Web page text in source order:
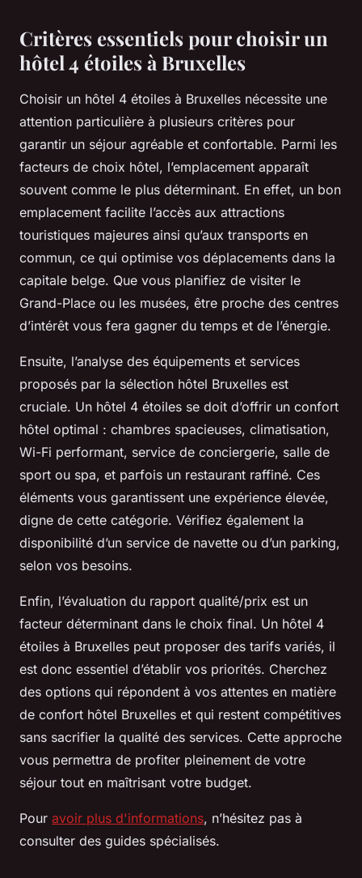
Critères essentiels pour choisir un
hôtel 4 étoiles à Bruxelles
Choisir un hôtel 4 étoiles à Bruxelles nécessite une
attention particulière à plusieurs critères pour
garantir un séjour agréable et confortable. Parmi les
facteurs de choix hôtel, l’emplacement apparaît
souvent comme le plus déterminant. En effet, un bon
emplacement facilite l’accès aux attractions
touristiques majeures ainsi qu’aux transports en
commun, ce qui optimise vos déplacements dans la
capitale belge. Que vous planifiez de visiter le
Grand-Place ou les musées, être proche des centres
d’intérêt vous fera gagner du temps et de l’énergie.
Ensuite, l’analyse des équipements et services
proposés par la sélection hôtel Bruxelles est
cruciale. Un hôtel 4 étoiles se doit d’offrir un confort
hôtel optimal : chambres spacieuses, climatisation,
Wi-Fi performant, service de conciergerie, salle de
sport ou spa, et parfois un restaurant raffiné. Ces
éléments vous garantissent une expérience élevée,
digne de cette catégorie. Vérifiez également la
disponibilité d’un service de navette ou d’un parking,
selon vos besoins.
Enfin, l’évaluation du rapport qualité/prix est un
facteur déterminant dans le choix final. Un hôtel 4
étoiles à Bruxelles peut proposer des tarifs variés, il
est donc essentiel d’établir vos priorités. Cherchez
des options qui répondent à vos attentes en matière
de confort hôtel Bruxelles et qui restent compétitives
sans sacrifier la qualité des services. Cette approche
vous permettra de profiter pleinement de votre
séjour tout en maîtrisant votre budget.
Pour avoir plus d'informations, n’hésitez pas à
consulter des guides spécialisés.